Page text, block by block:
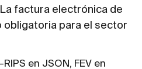
factura electrónica de
obligatoria para el sector
en JSON, FEV en